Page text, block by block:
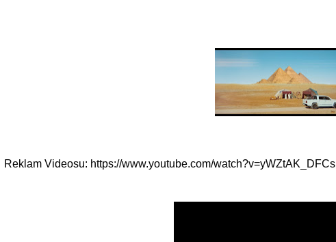
Reklam Videosu: https://www.youtube.com/watch?v=yWZtAK_DFCs